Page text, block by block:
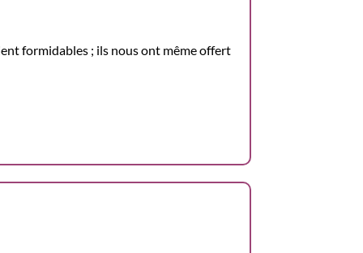
formidables ; ils nous ont même offert